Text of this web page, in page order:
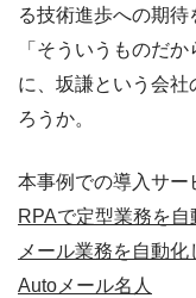
る技術進歩への期待
「そういうものだ
に、坂謙という会
ろうか。
本事例での導入サー
RPAで定型業務を
メール業務を自動化
Autoメール名人